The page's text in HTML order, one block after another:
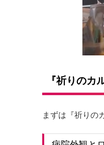
『祈りのカ
まずは『祈りの